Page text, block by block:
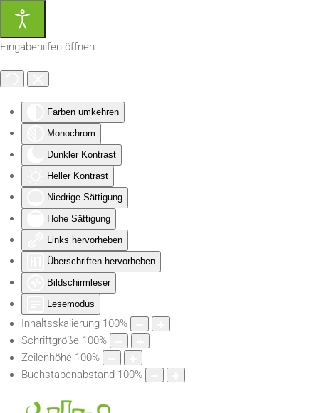
Eingabehilfen öffnen
Farben umkehren
Monochrom
Dunkler Kontrast
Heller Kontrast
Niedrige Sättigung
Hohe Sättigung
Links hervorheben
Überschriften hervorheben
Bildschirmleser
Lesemodus
Inhaltsskalierung 100%
Schriftgröße 100%
Zeilenhöhe 100%
Buchstabenabstand 100%
Zum Hauptinhalt springen